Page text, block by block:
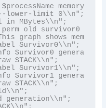
memory
lower-limit 0\\n";
in MBytes\\n";
old survivor0
graph shows memory
Survivor0\\n";
Survivor0
STACK\\n";
Survivor1\\n";
Survivor1
STACK\\n";